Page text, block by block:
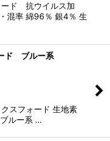
ード 抗ウイルス加
混率 綿96％ 銀4％ 生
ド ブルー系
スフォード 生地素
ルー系 …